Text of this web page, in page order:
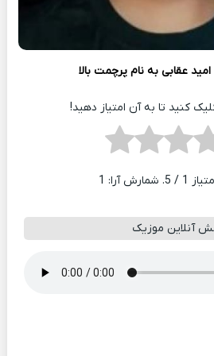
امید عقابی به نام پرچمت بالا
کنید تا به آن امتیاز دهید!
1 / 5. شمارش آرا: 1
آنلاین موزیک